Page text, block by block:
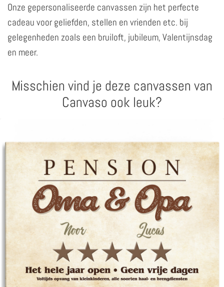
Onze gepersonaliseerde canvassen zijn het perfecte
cadeau voor geliefden, stellen en vrienden etc. bij
gelegenheden zoals een bruiloft, jubileum, Valentijnsdag
en meer.
Misschien vind je deze canvassen van
Canvaso ook leuk?